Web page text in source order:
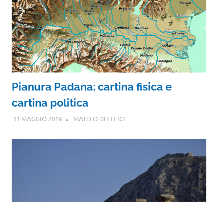
Pianura Padana: cartina fisica e
cartina politica
11 MAGGIO 2019 MATTEO DI FELICE